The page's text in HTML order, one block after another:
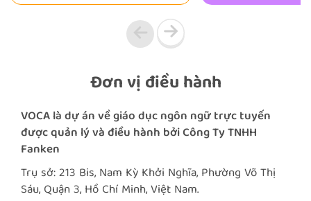
Đơn vị điều hành
VOCA là dự án về giáo dục ngôn ngữ trực tuyến
được quản lý và điều hành bởi Công Ty TNHH
Fanken
Trụ sở: 213 Bis, Nam Kỳ Khởi Nghĩa, Phường Võ Thị
Sáu, Quận 3, Hồ Chí Minh, Việt Nam.